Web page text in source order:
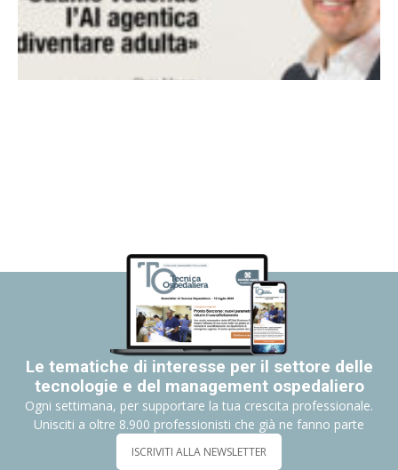
Le tematiche di interesse per il settore delle
tecnologie e del management ospedaliero
Ogni settimana, per supportare la tua crescita professionale.
Unisciti a oltre 8.900 professionisti che già ne fanno parte
ISCRIVITI ALLA NEWSLETTER